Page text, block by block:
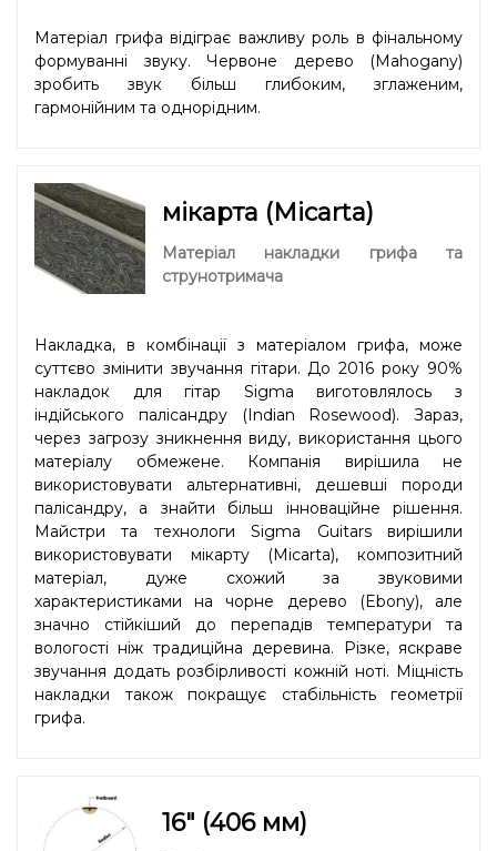
Матеріал грифа відіграє важливу роль в фінальному
формуванні звуку. Червоне дерево (Mahogany)
зробить звук більш глибоким, зглаженим,
гармонійним та однорідним.
мікарта (Micarta)
Матеріал накладки грифа та
струнотримача
Накладка, в комбінації з матеріалом грифа, може
суттєво змінити звучання гітари. До 2016 року 90%
накладок для гітар Sigma виготовлялось з
індійського палісандру (Indian Rosewood). Зараз,
через загрозу зникнення виду, використання цього
матеріалу обмежене. Компанія вирішила не
використовувати альтернативні, дешевші породи
палісандру, а знайти більш інноваційне рішення.
Майстри та технологи Sigma Guitars вирішили
використовувати мікарту (Micarta), композитний
матеріал, дуже схожий за звуковими
характеристиками на чорне дерево (Ebony), але
значно стійкіший до перепадів температури та
вологості ніж традиційна деревина. Різке, яскраве
звучання додать розбірливості кожній ноті. Міцність
накладки також покращує стабільність геометрії
грифа.
16" (406 мм)